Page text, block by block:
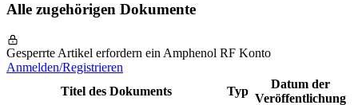
Alle zugehörigen Dokumente
Gesperrte Artikel erfordern ein Amphenol RF Konto
Anmelden/Registrieren
Titel des Dokuments
Typ
Datum der
Veröffentlichung